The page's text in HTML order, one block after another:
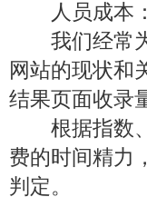
人员成本
我们经常为
网站的现状和
结果页面收录
根据指数、
费的时间精力
判定。